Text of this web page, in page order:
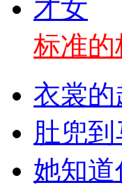
标准
衣裳
肚兜
她知